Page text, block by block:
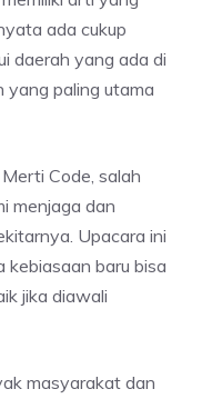
ada cukup
daerah yang ada di
yang paling utama
Code, salah
menjaga dan
Upacara ini
kebiasaan baru bisa
jika diawali
masyarakat dan